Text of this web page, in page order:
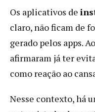
Os aplicativos de
claro, não ficam de
gerado pelos apps.
afirmaram já ter
como reação ao
Nesse contexto, há